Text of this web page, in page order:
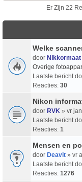
Er Zijn 22
Welke
door Nikkormaat
Overige
Laatste bericht
Reacties: 30
Nikon
door RVK » vr
Laatste bericht
Reacties: 1
Mensen en
door Deavit » vr
Laatste bericht
Reacties: 1276